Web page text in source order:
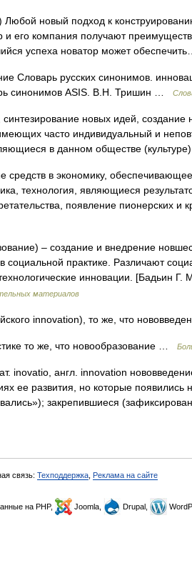
новый подход к
и его компания получают
успеха новатор может
Словарь русских синонимов.
синонимов ASIS. В.Н. Тришин …
новых идей, создание
часто индивидуальный и
в данном обществе
в экономику,
технология, являющиеся
появление пионерских
– создание и внедрение
социальной практике. Различают
инновации. [Бадьин
материалов
innovation), то же, что
то же, что новообразование …
inovatio, англ. innovation
ее развития, но которые появились
закрепившиеся
связь: Техподдержка Реклама на сайте
на PHP, Joomla, Drupal,